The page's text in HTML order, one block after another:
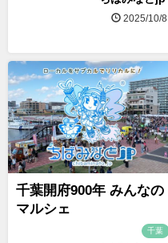
2025/10/8
千葉開府900年 みんなの
マルシェ
千葉